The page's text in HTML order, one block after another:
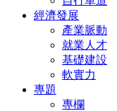
經濟發展
產業脈動
就業人才
基礎建設
軟實力
專題
專欄